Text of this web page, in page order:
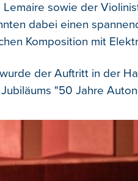
sowie der
dabei einen
Komposition mit
der Auftritt in der
"50 Jahre